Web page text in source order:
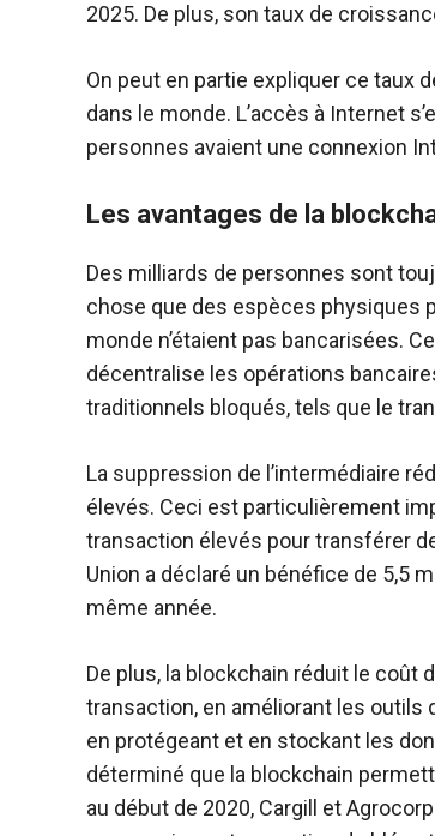
2025. De plus, son taux de
On peut en partie expliquer ce taux
dans le monde. L’accès à Internet
personnes avaient une connexion
Les avantages de la
Des milliards de personnes sont
chose que des espèces physiques
monde n’étaient pas bancarisées.
décentralise les opérations
traditionnels bloqués, tels que le
La suppression de l’intermédiaire
élevés. Ceci est particulièrement
transaction élevés pour transférer
Union a déclaré un bénéfice de 5,5
même année.
De plus, la blockchain réduit le coût
transaction, en améliorant les outils
en protégeant et en stockant les
déterminé que la blockchain
au début de 2020, Cargill et